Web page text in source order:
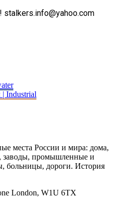
stalkers.info@yahoo.com
Industrial
места России и мира: дома,
заводы, промышленные и
больницы, дороги. История
London, W1U 6TX